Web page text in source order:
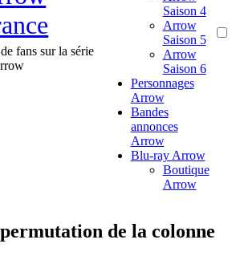
fans sur la série
Saison 4
Arrow
Saison 5
Arrow
Saison 6
Personnages
Arrow
Bandes
annonces
Arrow
Blu-ray Arrow
Boutique
Arrow
de la colonne